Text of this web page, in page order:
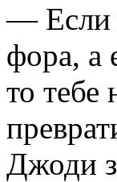
— Если
фора, а
то
Джоди